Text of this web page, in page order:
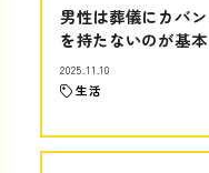
男性は葬儀にカバン
を持たないのが基本
2025.11.10
生活